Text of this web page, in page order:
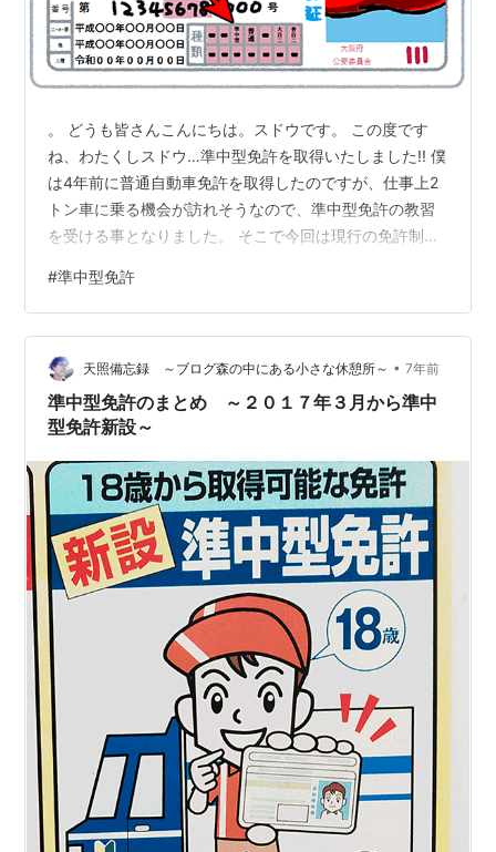
。 どうも皆さんこんにちは。スドウです。 この度です
ね、わたくしスドウ…準中型免許を取得いたしました!! 僕
は4年前に普通自動車免許を取得したのですが、仕事上2
トン車に乗る機会が訪れそうなので、準中型免許の教習
を受ける事となりました。 そこで今回は現行の免許制度
ックしていきたいと思います!! 免許制度について 現在の
いわゆる普通車免許というのは実は2回程法改正が行われ
ているんです。 その改正を一覧にしたものがコチラにな
ります。 簡単に言いますと「法改正するにあたって、普
通免許で乗れる車両の大きさがどんどん小さくなってい
る」というのが分かるかと思…
#準中型免許
天照備忘録 ～ブログ森の中にある小さな休憩所～ • 7年前
準中型免許のまとめ ～２０１７年３月から準中
型免許新設～